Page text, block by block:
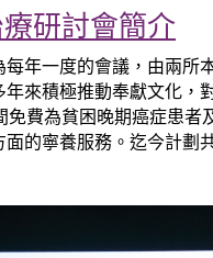
研討會簡介
每年一度的會議，由兩
來積極推動奉獻文化，
費為貧困晚期癌症患
的寧養服務。迄今計劃